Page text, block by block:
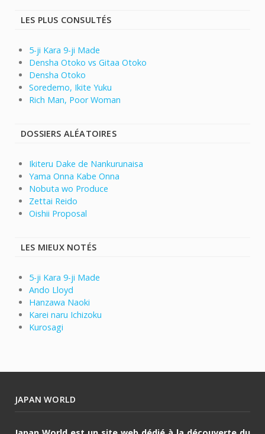
LES PLUS CONSULTÉS
5-ji Kara 9-ji Made
Densha Otoko vs Gitaa Otoko
Densha Otoko
Soredemo, Ikite Yuku
Rich Man, Poor Woman
DOSSIERS ALÉATOIRES
Ikiteru Dake de Nankurunaisa
Yama Onna Kabe Onna
Nobuta wo Produce
Zettai Reido
Oishii Proposal
LES MIEUX NOTÉS
5-ji Kara 9-ji Made
Ando Lloyd
Hanzawa Naoki
Karei naru Ichizoku
Kurosagi
JAPAN WORLD